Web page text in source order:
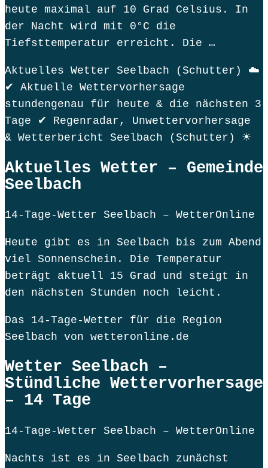
heute maximal auf 10 Grad Celsius. In
der Nacht wird mit 0°C die
Tiefsttemperatur erreicht. Die …
Aktuelles Wetter Seelbach (Schutter) ☁️
✔ Aktuelle Wettervorhersage
stundengenau für heute & die nächsten 3
Tage ✔ Regenradar, Unwettervorhersage
& Wetterbericht Seelbach (Schutter) ☀
Aktuelles Wetter – Gemeinde
Seelbach
14-Tage-Wetter Seelbach – WetterOnline
Heute gibt es in Seelbach bis zum Abend
viel Sonnenschein. Die Temperatur
beträgt aktuell 15 Grad und steigt in
den nächsten Stunden noch leicht.
Das 14-Tage-Wetter für die Region
Seelbach von wetteronline.de
Wetter Seelbach –
Stündliche Wettervorhersage
– 14 Tage
14-Tage-Wetter Seelbach – WetterOnline
Nachts ist es in Seelbach zunächst